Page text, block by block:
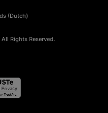
Rights Reserved.
(Dutch)